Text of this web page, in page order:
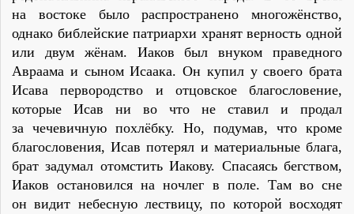
на востоке было распространено многожёнство,
однако библейские патриархи хранят верность одной
или двум жёнам. Иаков был внуком праведного
Авраама и сыном Исаака. Он купил у своего брата
Исава первородство и отцовское благословение,
которые Исав ни во что не ставил и продал
за чечевичную похлёбку. Но, подумав, что кроме
благословения, Исав потерял и материальные блага,
брат задумал отомстить Иакову. Спасаясь бегством,
Иаков остановился на ночлег в поле. Там во сне
он видит небесную лествицу, по которой восходят